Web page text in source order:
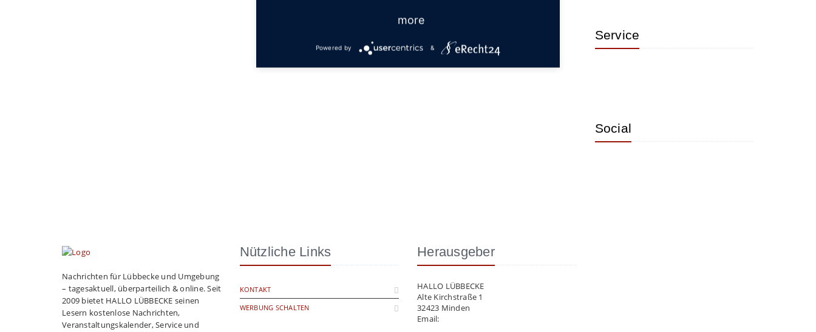
Service
Social
Nachrichten für Lübbecke und Umgebung
– tagesaktuell, überparteilich & online. Seit
2009 bietet HALLO LÜBBECKE seinen
Lesern kostenlose Nachrichten,
Veranstaltungskalender, Service und
Nützliche Links
KONTAKT
WERBUNG SCHALTEN
Herausgeber
HALLO LÜBBECKE
Alte Kirchstraße 1
32423 Minden
Email:
more
Powered by &